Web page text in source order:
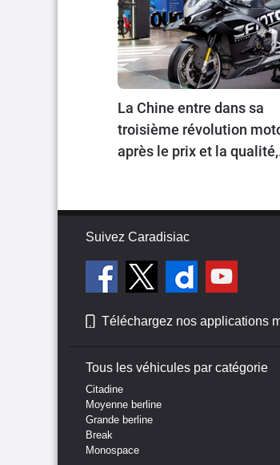
La Chine entre dans sa
troisième révolution
après le prix et la qualité,
Suivez Caradisiac
Téléchargez nos applications
Tous les véhicules par catégorie
Citadine
Moyenne berline
Grande berline
Break
Monospace